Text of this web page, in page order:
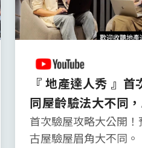
『 地產達人秀 』
同屋齡驗法大不同
ft.好日子科技驗屋
首次驗屋攻略大公開
古屋驗屋眉角大不同